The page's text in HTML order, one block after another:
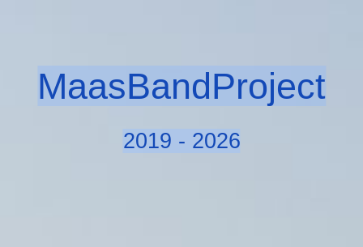
MaasBandProject
2019 - 2026